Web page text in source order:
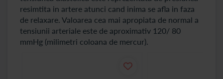
resimtita in artere atunci cand inima se afla in faza
de relaxare. Valoarea cea mai apropiata de normal a
tensiunii arteriale este de aproximativ 120/ 80
mmHg (milimetri coloana de mercur).